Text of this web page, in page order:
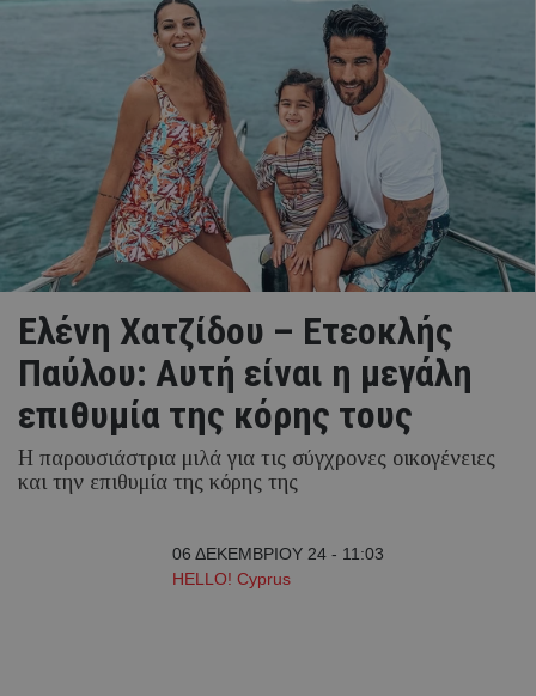
Ελένη Χατζίδου – Ετεοκλής
Παύλου: Αυτή είναι η μεγάλη
επιθυμία της κόρης τους
Η παρουσιάστρια μιλά για τις σύγχρονες οικογένειες
και την επιθυμία της κόρης της
06 ΔΕΚΕΜΒΡΙΟΥ 24 - 11:03
HELLO! Cyprus